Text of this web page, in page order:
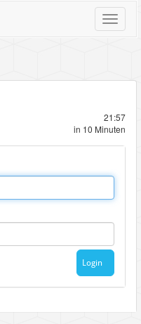
Toggle
21:57
in 10 Minuten